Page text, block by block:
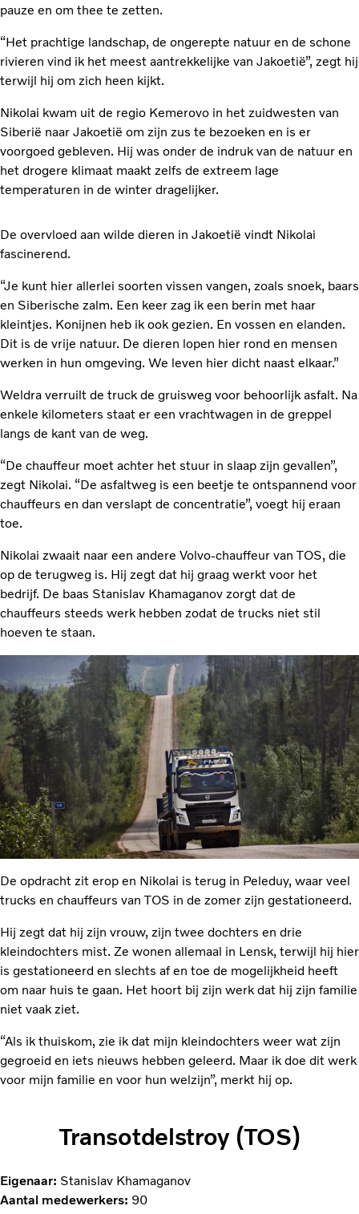
pauze en om thee te zetten.
“Het prachtige landschap, de ongerepte natuur en de schone
rivieren vind ik het meest aantrekkelijke van Jakoetië”, zegt hij
terwijl hij om zich heen kijkt.
Nikolai kwam uit de regio Kemerovo in het zuidwesten van
Siberië naar Jakoetië om zijn zus te bezoeken en is er
voorgoed gebleven. Hij was onder de indruk van de natuur en
het drogere klimaat maakt zelfs de extreem lage
temperaturen in de winter dragelijker.
De overvloed aan wilde dieren in Jakoetië vindt Nikolai
fascinerend.
“Je kunt hier allerlei soorten vissen vangen, zoals snoek, baars
en Siberische zalm. Een keer zag ik een berin met haar
kleintjes. Konijnen heb ik ook gezien. En vossen en elanden.
Dit is de vrije natuur. De dieren lopen hier rond en mensen
werken in hun omgeving. We leven hier dicht naast elkaar.”
Weldra verruilt de truck de gruisweg voor behoorlijk asfalt. Na
enkele kilometers staat er een vrachtwagen in de greppel
langs de kant van de weg.
“De chauffeur moet achter het stuur in slaap zijn gevallen”,
zegt Nikolai. “De asfaltweg is een beetje te ontspannend voor
chauffeurs en dan verslapt de concentratie”, voegt hij eraan
toe.
Nikolai zwaait naar een andere Volvo-chauffeur van TOS, die
op de terugweg is. Hij zegt dat hij graag werkt voor het
bedrijf. De baas Stanislav Khamaganov zorgt dat de
chauffeurs steeds werk hebben zodat de trucks niet stil
hoeven te staan.
De opdracht zit erop en Nikolai is terug in Peleduy, waar veel
trucks en chauffeurs van TOS in de zomer zijn gestationeerd.
Hij zegt dat hij zijn vrouw, zijn twee dochters en drie
kleindochters mist. Ze wonen allemaal in Lensk, terwijl hij hier
is gestationeerd en slechts af en toe de mogelijkheid heeft
om naar huis te gaan. Het hoort bij zijn werk dat hij zijn familie
niet vaak ziet.
“Als ik thuiskom, zie ik dat mijn kleindochters weer wat zijn
gegroeid en iets nieuws hebben geleerd. Maar ik doe dit werk
voor mijn familie en voor hun welzijn”, merkt hij op.
Transotdelstroy (TOS)
Eigenaar: Stanislav Khamaganov
Aantal medewerkers: 90